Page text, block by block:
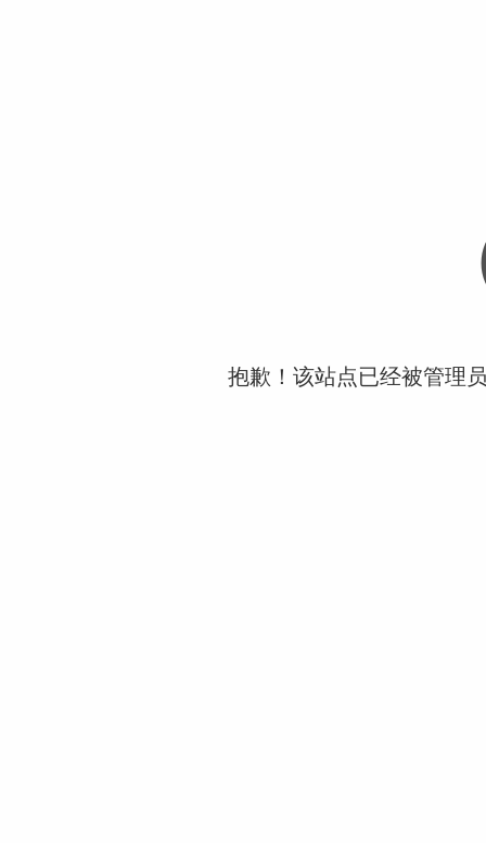
抱歉！该站点已经被管理